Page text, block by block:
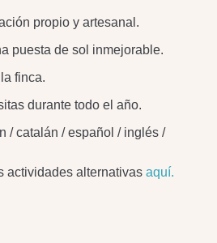
propio y artesanal.
puesta de sol inmejorable.
finca.
durante todo el año.
/ catalán / español / inglés /
actividades alternativas aquí.